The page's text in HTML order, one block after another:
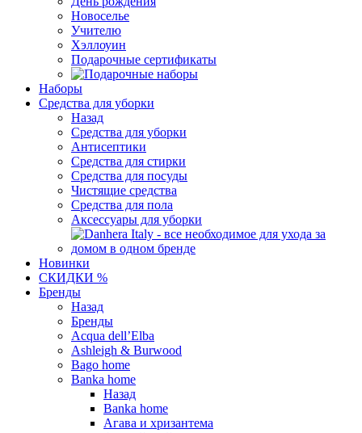
Новоселье
Учителю
Хэллоуин
Подарочные сертификаты
Наборы
Средства для уборки
Назад
Средства для уборки
Антисептики
Средства для стирки
Средства для посуды
Чистящие средства
Средства для пола
Аксессуары для уборки
Новинки
СКИДКИ %
Бренды
Назад
Бренды
Acqua dell’Elba
Ashleigh & Burwood
Bago home
Banka home
Назад
Banka home
Агава и хризантема